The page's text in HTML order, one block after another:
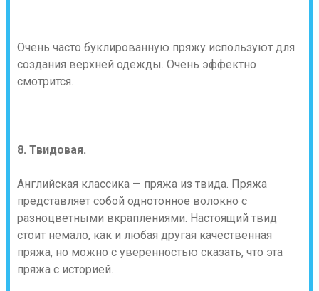
Очень часто буклированную пряжу используют для
создания верхней одежды. Очень эффектно
смотрится.
8. Твидовая.
Английская классика — пряжа из твида. Пряжа
представляет собой однотонное волокно с
разноцветными вкраплениями. Настоящий твид
стоит немало, как и любая другая качественная
пряжа, но можно с уверенностью сказать, что эта
пряжа с историей.